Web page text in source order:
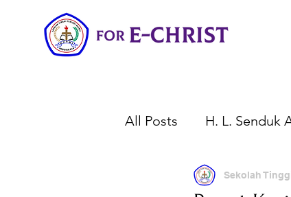
All Posts H. L. Senduk
Wisuda Akbar STTBI
Sekolah